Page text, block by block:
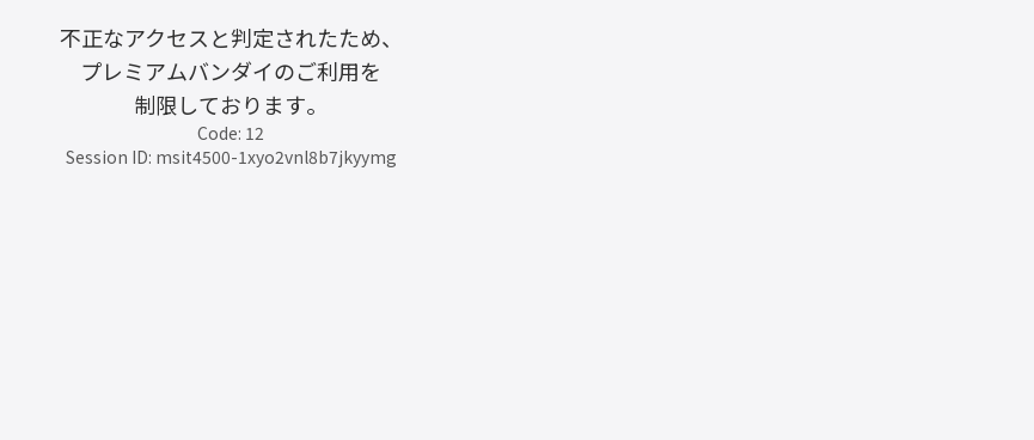
不正なアクセスと判定されたため、
プレミアムバンダイのご利用を
制限しております。
Code: 12
Session ID: msit4500-1xyo2vnl8b7jkyymg